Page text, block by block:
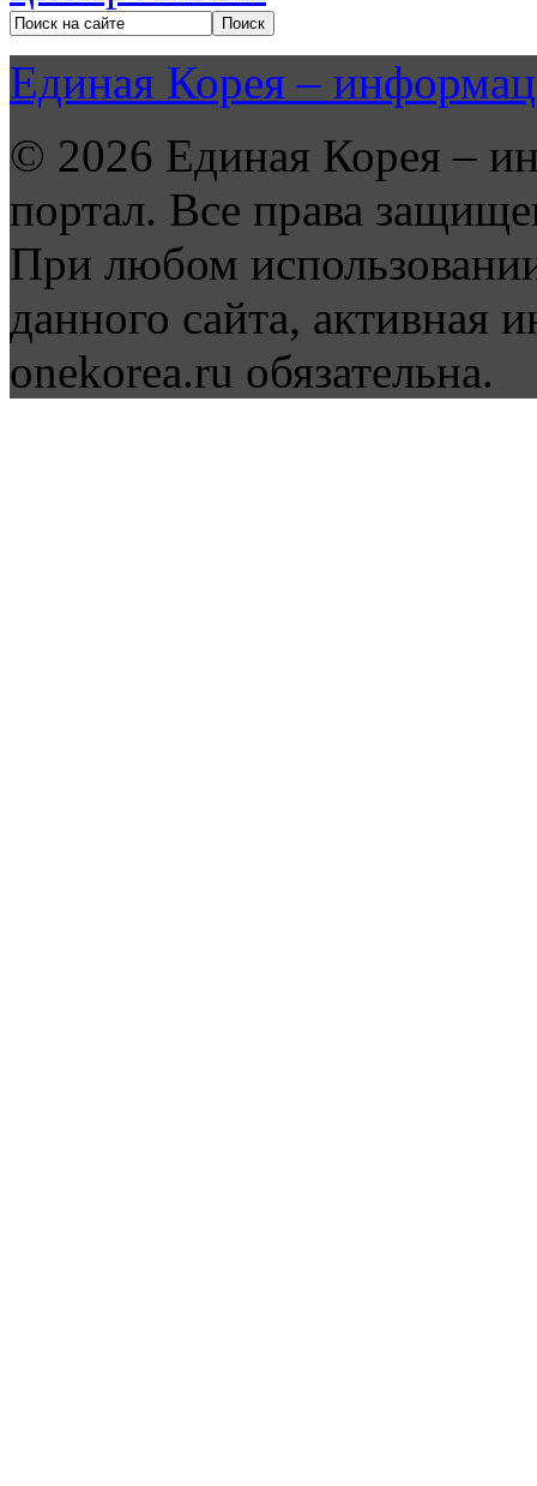
Единая Корея –
© 2026 Единая Корея –
портал. Все права
При любом
данного сайта, активная
onekorea.ru обязательна.